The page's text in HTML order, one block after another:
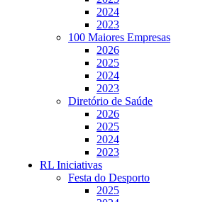
2024
2023
100 Maiores Empresas
2026
2025
2024
2023
Diretório de Saúde
2026
2025
2024
2023
RL Iniciativas
Festa do Desporto
2025